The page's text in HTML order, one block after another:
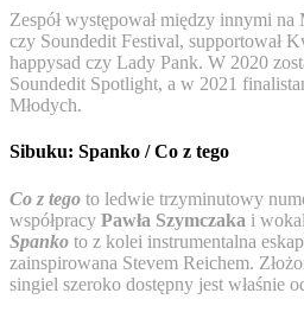
Zespół występował między innymi
czy Soundedit Festival, supportował
happysad czy Lady Pank. W 2020
Soundedit Spotlight, a w 2021
Młodych.
Sibuku: Spanko / Co z tego
Co z tego to ledwie trzyminutowy
współpracy Pawła Szymczaka i
Spanko to z kolei instrumentalna
zainspirowana Stevem Reichem.
singiel szeroko dostępny jest właśnie